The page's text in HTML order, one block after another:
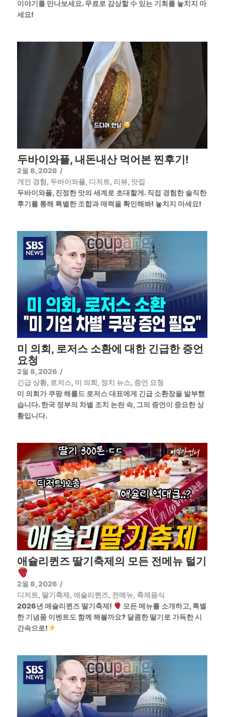
이야기를 만나보세요. 무료로 감상할 수 있는 기회를 놓치지 마
세요!
두바이와플, 내돈내산 먹어본 찐후기!
2월 8, 2026 /
개인 경험, 두바이와플, 디저트, 리뷰, 맛집
두바이와플, 진정한 맛의 세계로 초대할게. 직접 경험한 솔직한
후기를 통해 특별한 조합과 매력을 확인해봐! 놓치지 마세요!
미 의회, 로저스 소환에 대한 긴급한 증언
요청
2월 8, 2026 /
긴급 상황, 로저스, 미 의회, 정치 뉴스, 증언 요청
미 의회가 쿠팡 해롤드 로저스 대표에게 긴급 소환장을 발부했
습니다. 한국 정부의 차별 조치 논란 속, 그의 증언이 중요한 상
황입니다.
애슐리퀸즈 딸기축제의 모든 전메뉴 털기
2월 8, 2026 /
디저트, 딸기축제, 애슐리퀸즈, 전메뉴, 축제음식
2026년 애슐리퀸즈 딸기축제!
모든 메뉴를 소개하고, 특별
한 기념품 이벤트도 함께 해볼까요? 달콤한 딸기로 가득한 시
간속으로!